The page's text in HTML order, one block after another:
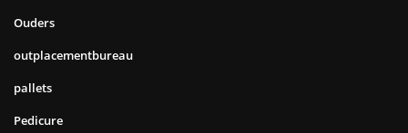
Ouders
outplacementbureau
pallets
Pedicure